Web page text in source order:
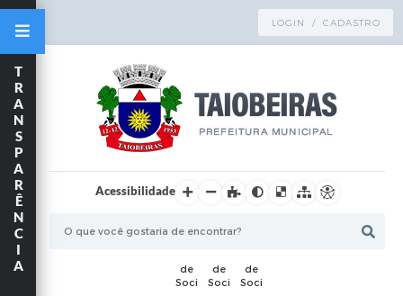
LOGIN / CADASTRO
Acessibilidade
T
R
A
N
S
P
A
R
Ê
N
C
I
A